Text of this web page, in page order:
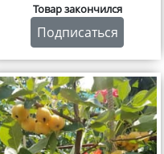
Товар закончился
Подписаться